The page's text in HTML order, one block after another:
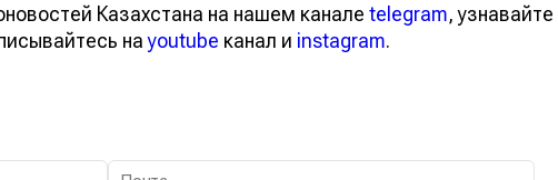
Казахстана на нашем каналеtelegram